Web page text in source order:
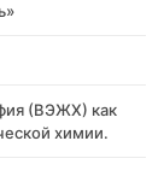
(ВЭЖХ) как
химии.